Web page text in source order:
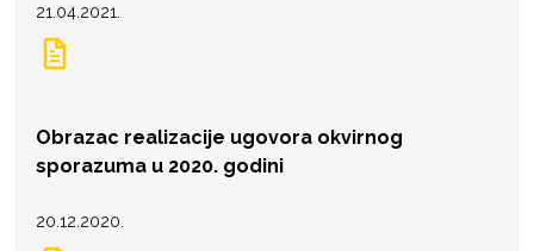
21.04.2021.
Obrazac realizacije ugovora okvirnog
sporazuma u 2020. godini
20.12.2020.